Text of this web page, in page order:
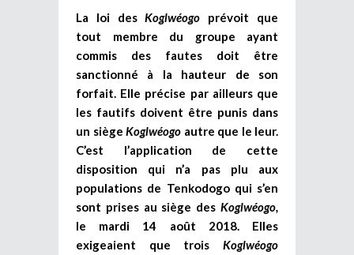
La loi desKoglwéogo prévoit que
tout membre du groupe ayant
commis des fautes doit être
sanctionné à la hauteur de son
forfait. Elle précise par ailleurs que
les fautifs doivent être punis dans
un siège Koglwéogo autre que le leur.
C’est l’application de cette
disposition qui n’a pas plu aux
populations de Tenkodogo qui s’en
sont prises au siège des Koglwéogo,
le mardi 14 août 2018. Elles
exigeaient que trois Koglwéogo